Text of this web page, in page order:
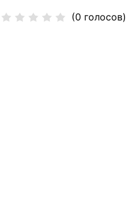
(0 голосов)